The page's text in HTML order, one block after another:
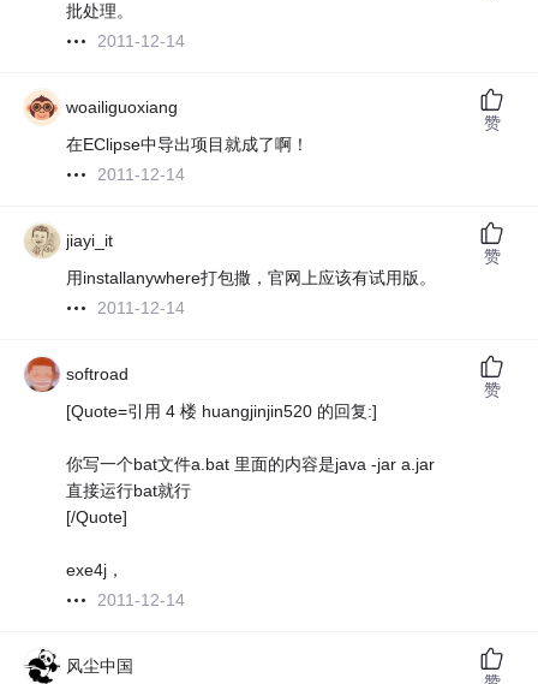
批处理。
2011-12-14
woailiguoxiang
在EClipse中导出项目就成了啊！
2011-12-14
赞
jiayi_it
用installanywhere打包撒，官网上应该有试用版。
2011-12-14
赞
softroad
[Quote=引用 4 楼 huangjinjin520 的回复:]
你写一个bat文件a.bat 里面的内容是java -jar a.jar
直接运行bat就行
[/Quote]
exe4j，
2011-12-14
赞
风尘中国